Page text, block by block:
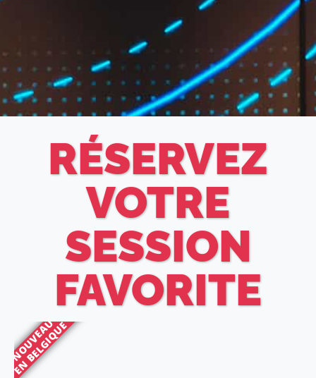
RÉSERVEZ
VOTRE
SESSION
FAVORITE
NOUVEAU
EN BELGIQUE